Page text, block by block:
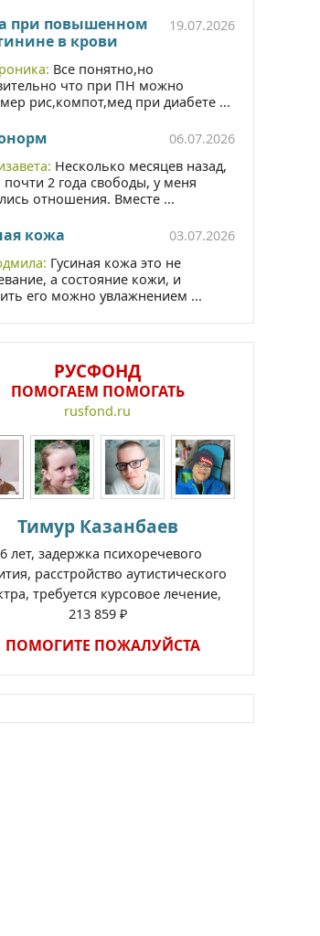
при повышенном
в крови
19.07.2026
Все понятно,но
что при ПН можно
рис,компот,мед при диабете ...
06.07.2026
Несколько месяцев назад,
почти 2 года свободы, у меня
отношения. Вместе ...
кожа
03.07.2026
Гусиная кожа это не
а состояние кожи, и
его можно увлажнением ...
РУСФОНД
ПОМОГАЕМ ПОМОГАТЬ
rusfond.ru
Тимур Казанбаев
лет, задержка психоречевого
расстройство аутистического
требуется курсовое лечение,
213 859 ₽
ПОМОГИТЕ ПОЖАЛУЙСТА